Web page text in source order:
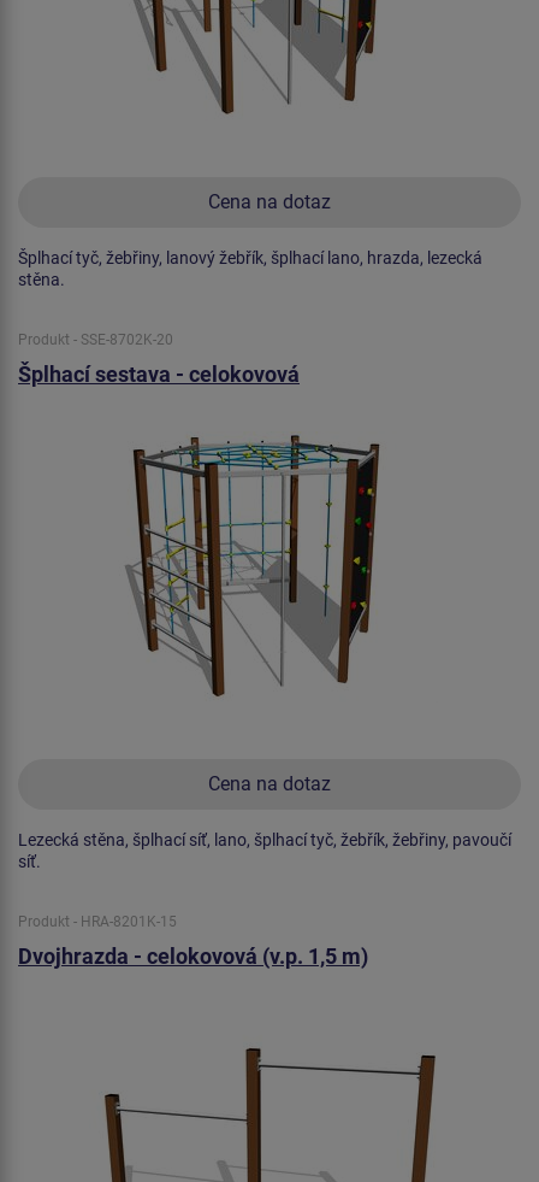
Cena na dotaz
Šplhací tyč, žebřiny, lanový žebřík, šplhací lano, hrazda, lezecká
stěna.
Produkt - SSE-8702K-20
Šplhací sestava - celokovová
Cena na dotaz
Lezecká stěna, šplhací síť, lano, šplhací tyč, žebřík, žebřiny, pavoučí
síť.
Produkt - HRA-8201K-15
Dvojhrazda - celokovová (v.p. 1,5 m)